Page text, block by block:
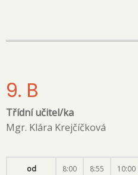
9. B
Třídní učitel/ka
Mgr. Klára Krejčíčková
od 8:00 8:55 10:00